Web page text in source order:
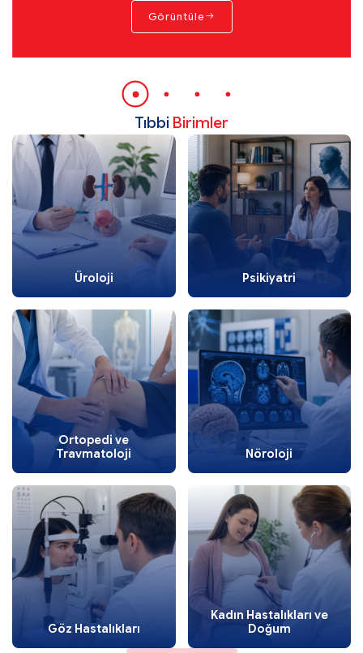
Görüntüle
Tıbbi Birimler
Üroloji Psikiyatri
Ortopedi ve
Travmatoloji
Nöroloji
Göz Hastalıkları
Kadın Hastalıkları ve
Doğum